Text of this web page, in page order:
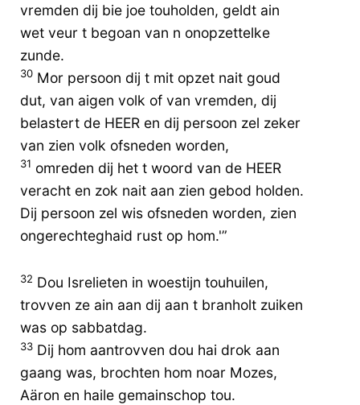
vremden dij bie joe touholden, geldt ain
wet veur t begoan van n onopzettelke
zunde.
30 Mor persoon dij t mit opzet nait goud
dut, van aigen volk of van vremden, dij
belastert de HEER en dij persoon zel zeker
van zien volk ofsneden worden,
31 omreden dij het t woord van de HEER
veracht en zok nait aan zien gebod holden.
Dij persoon zel wis ofsneden worden, zien
ongerechteghaid rust op hom.'”
32 Dou Isrelieten in woestijn touhuilen,
trovven ze ain aan dij aan t branholt zuiken
was op sabbatdag.
33 Dij hom aantrovven dou hai drok aan
gaang was, brochten hom noar Mozes,
Aäron en haile gemainschop tou.